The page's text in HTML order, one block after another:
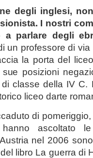
degli inglesi,
I nostri
a parlare degli
un professore di
la porta del
posizioni
classe della IV C.
liceo darte
di
ascoltato le
nel 2006
libro La guerra di